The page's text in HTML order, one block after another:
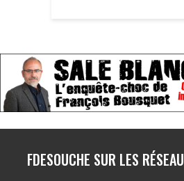
FDESOUCHE SUR LES